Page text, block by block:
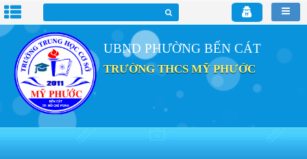
UBND PHƯỜNG BẾN CÁT
TRƯỜNG THCS MỸ PHƯỚC